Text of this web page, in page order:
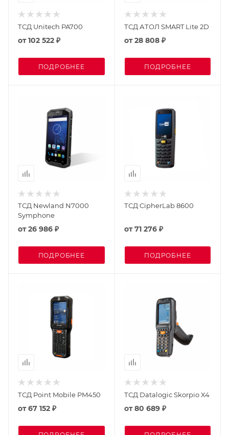
ТСД Unitech PA700
от102 522 ₽
ПОДРОБНЕЕ
ТСД АТОЛ SMART Lite 2D
от28 808 ₽
ПОДРОБНЕЕ
ТСД Newland N7000
Symphone
от26 986 ₽
ПОДРОБНЕЕ
ТСД CipherLab 8600
от71 276 ₽
ПОДРОБНЕЕ
ТСД Point Mobile PM450
от67 152 ₽
ТСД Datalogic Skorpio X4
от80 689 ₽